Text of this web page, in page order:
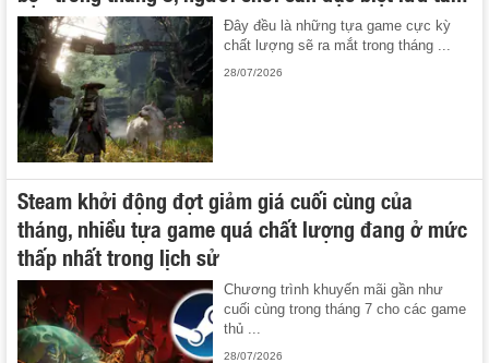
Đây đều là những tựa game cực kỳ
chất lượng sẽ ra mắt trong tháng ...
28/07/2026
Steam khởi động đợt giảm giá cuối cùng của
tháng, nhiều tựa game quá chất lượng đang ở mức
thấp nhất trong lịch sử
Chương trình khuyến mãi gần như
cuối cùng trong tháng 7 cho các game
thủ ...
28/07/2026